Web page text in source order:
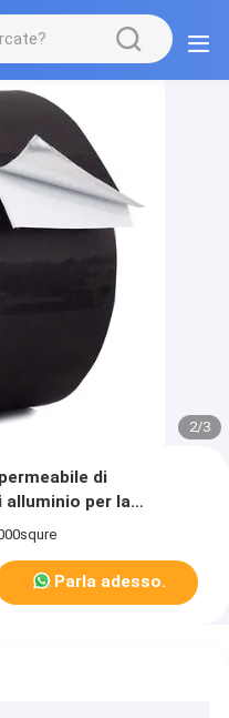
2/3
di
per la
del tubo
Parla adesso.